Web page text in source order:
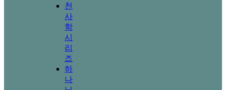
천
사
학
시
리
즈
하
나